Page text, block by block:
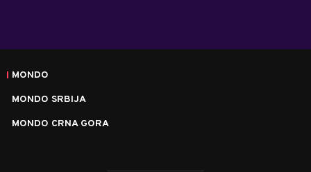
MONDO
MONDO SRBIJA
MONDO CRNA GORA